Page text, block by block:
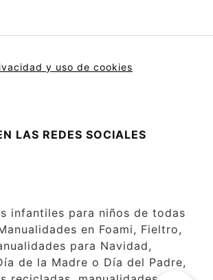
y uso de cookies
LAS REDES SOCIALES
infantiles para niños de todas
en Foami, Fieltro,
para Navidad,
de la Madre o Día del Padre,